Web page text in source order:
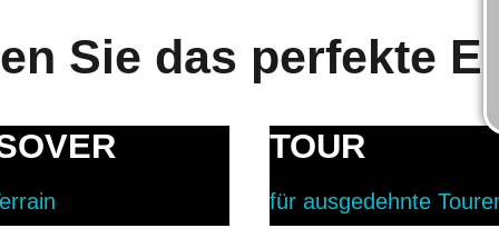
Sie das perfekte
TOUR
für ausgedehnte